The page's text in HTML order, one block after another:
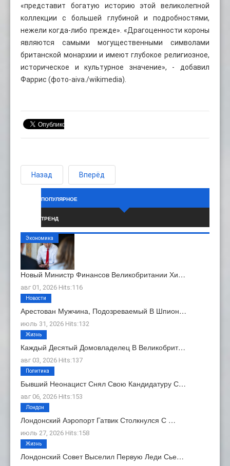
«представит богатую историю этой великолепной
коллекции с большей глубиной и подробностями,
нежели когда-либо прежде». «Драгоценности короны
являются самыми могущественными символами
британской монархии и имеют глубокое религиозное,
историческое и культурное значение», - добавил
Фаррис (фото-aiva./wikimedia).
Назад Вперёд
ПОПУЛЯРНОЕ
ТРЕНД
Новый Министр Финансов Великобритании Хи…
авг 01, 2026 Hits:116
Экономика
Арестован Мужчина, Подозреваемый В Шпион…
июль 31, 2026 Hits:132
Новости
Каждый Десятый Домовладелец В Великобрит…
авг 03, 2026 Hits:137
Жизнь
Бывший Неонацист Снял Свою Кандидатуру С…
авг 06, 2026 Hits:153
Политика
Лондонский Аэропорт Гатвик Столкнулся С …
июль 27, 2026 Hits:158
Лондон
Лондонский Совет Выселил Первую Леди Сье…
Жизнь